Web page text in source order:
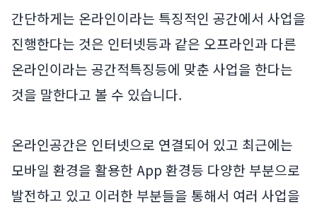
간단하게는 온라인이라는 특징적인 공간에서 사업을
진행한다는 것은 인터넷등과 같은 오프라인과 다른
온라인이라는 공간적특징등에 맞춘 사업을 한다는
것을 말한다고 볼 수 있습니다.
온라인공간은 인터넷으로 연결되어 있고 최근에는
모바일 환경을 활용한 App 환경등 다양한 부분으로
발전하고 있고 이러한 부분들을 통해서 여러 사업을